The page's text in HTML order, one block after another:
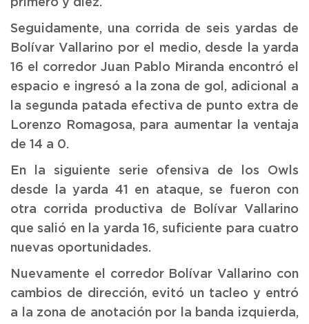
primero y diez.
Seguidamente, una corrida de seis yardas de
Bolívar Vallarino por el medio, desde la yarda
16 el corredor Juan Pablo Miranda encontró el
espacio e ingresó a la zona de gol, adicional a
la segunda patada efectiva de punto extra de
Lorenzo Romagosa, para aumentar la ventaja
de 14 a 0.
En la siguiente serie ofensiva de los Owls
desde la yarda 41 en ataque, se fueron con
otra corrida productiva de Bolívar Vallarino
que salió en la yarda 16, suficiente para cuatro
nuevas oportunidades.
Nuevamente el corredor Bolívar Vallarino con
cambios de dirección, evitó un tacleo y entró
a la zona de anotación por la banda izquierda,